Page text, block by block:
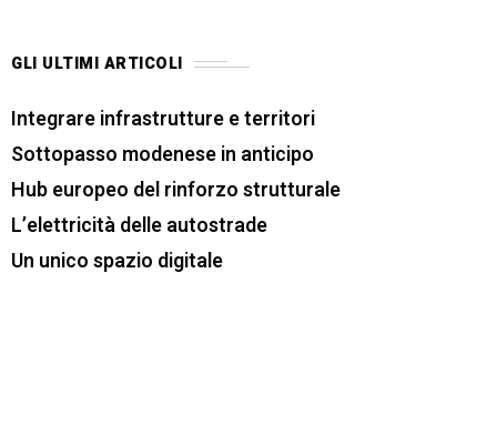
GLI ULTIMI ARTICOLI
Integrare infrastrutture e territori
Sottopasso modenese in anticipo
Hub europeo del rinforzo strutturale
L’elettricità delle autostrade
Un unico spazio digitale